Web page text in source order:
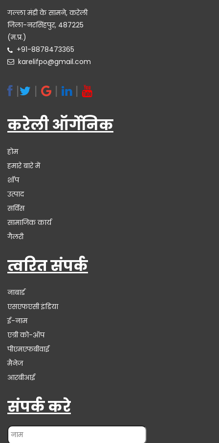
गल्ला मंडी के सामने, करेली
जिला-नरसिंहपुर, 487225
(म.प्र.)
+91-8878473365
karelifpo@gmail.com
| | | |
करेली ऑर्गेनिक
होम
हमारे बारे में
शॉप
उत्पाद
सर्विस
सामाजिक कार्य
गैलरी
त्वरित संपर्क
नाबार्ड
एसएफएसी इंडिया
ई-नाम
एग्री को-ऑप
पीएमएफबीवाई
मैनेज
आरबीआई
संपर्क करे